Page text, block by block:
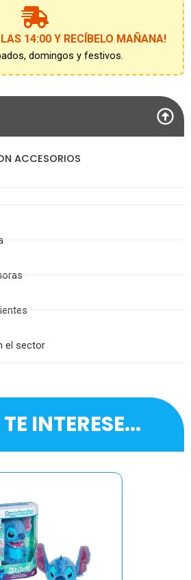
14:00 Y RECÍBELO MAÑANA!
domingos y festivos.
ACCESORIOS
el sector
INTERESE...